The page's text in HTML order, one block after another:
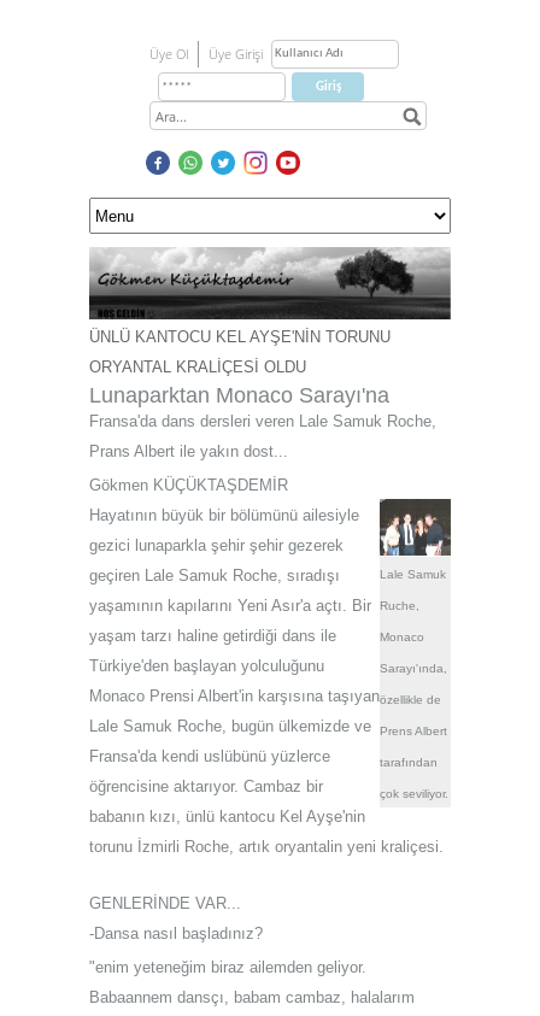
Üye Ol Üye Girişi
ÜNLÜ KANTOCU KEL AYŞE'NİN TORUNU
ORYANTAL KRALİÇESİ OLDU
Lunaparktan Monaco Sarayı'na
Fransa'da dans dersleri veren Lale Samuk Roche,
Prans Albert ile yakın dost...
Gökmen KÜÇÜKTAŞDEMİR
Lale Samuk
Ruche,
Monaco
Sarayı'ında,
özellikle de
Prens Albert
tarafından
çok seviliyor.
Hayatının büyük bir bölümünü ailesiyle
gezici lunaparkla şehir şehir gezerek
geçiren Lale Samuk Roche, sıradışı
yaşamının kapılarını Yeni Asır'a açtı. Bir
yaşam tarzı haline getirdiği dans ile
Türkiye'den başlayan yolculuğunu
Monaco Prensi Albert'in karşısına taşıyan
Lale Samuk Roche, bugün ülkemizde ve
Fransa'da kendi uslübünü yüzlerce
öğrencisine aktarıyor. Cambaz bir
babanın kızı, ünlü kantocu Kel Ayşe'nin
torunu İzmirli Roche, artık oryantalin yeni kraliçesi.
GENLERİNDE VAR...
-Dansa nasıl başladınız?
"enim yeteneğim biraz ailemden geliyor.
Babaannem dansçı, babam cambaz, halalarım